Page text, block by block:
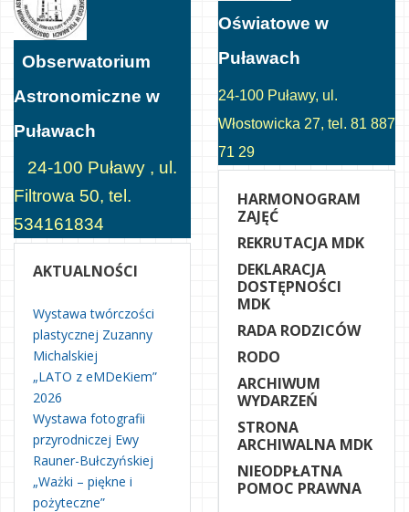
Obserwatorium
Astronomiczne w
Puławach
24-100 Puławy , ul.
Filtrowa 50, tel.
534161834
AKTUALNOŚCI
Wystawa twórczości
plastycznej Zuzanny
Michalskiej
„LATO z eMDeKiem”
2026
Wystawa fotografii
przyrodniczej Ewy
Rauner-Bułczyńskiej
„Ważki – piękne i
pożyteczne”
Oświatowe w
Puławach
24-100 Puławy, ul.
Włostowicka 27, tel. 81 887
71 29
HARMONOGRAM
ZAJĘĆ
REKRUTACJA MDK
DEKLARACJA
DOSTĘPNOŚCI
MDK
RADA RODZICÓW
RODO
ARCHIWUM
WYDARZEŃ
STRONA
ARCHIWALNA MDK
NIEODPŁATNA
POMOC PRAWNA